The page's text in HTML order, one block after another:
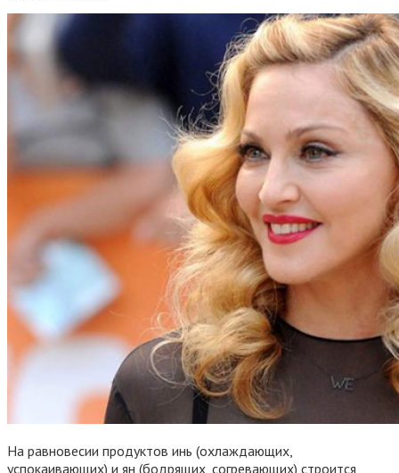
На равновесии продуктов инь (охлаждающих,
успокаивающих) и ян (бодрящих, согревающих) строится